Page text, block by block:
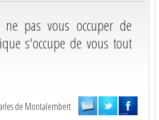
ne pas vous occuper de
s'occupe de vous tout
de Montalembert